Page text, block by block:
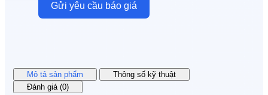
Gửi yêu cầu báo giá
Mô tả sản phẩm
Thông số kỹ thuật
Đánh giá (0)